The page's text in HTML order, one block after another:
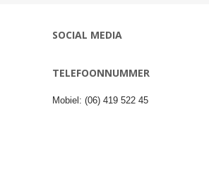
SOCIAL MEDIA
TELEFOONNUMMER
Mobiel: (06) 419 522 45